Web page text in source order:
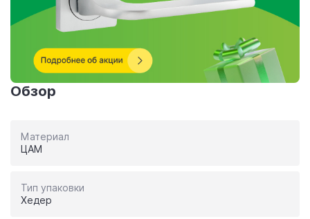
Обзор
Материал
ЦАМ
Тип упаковки
Хедер